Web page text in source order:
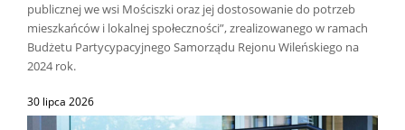
publicznej we wsi Mościszki oraz jej dostosowanie do potrzeb
mieszkańców i lokalnej społeczności”, zrealizowanego w ramach
Budżetu Partycypacyjnego Samorządu Rejonu Wileńskiego na
2024 rok.
30 lipca 2026